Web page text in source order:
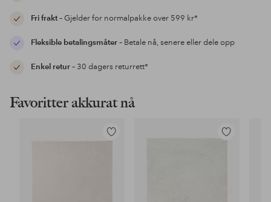
Fri frakt– Gjelder for normalpakke over 599 kr*
Fleksible betalingsmåter– Betale nå, senere eller dele opp
Enkel retur– 30 dagers returrett*
Favoritter akkurat nå
Legg
Legg